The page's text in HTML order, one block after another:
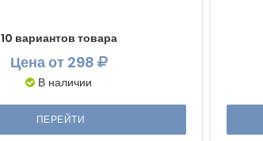
10 вариантов товара
Ценаот 298
В наличии
ПЕРЕЙТИ